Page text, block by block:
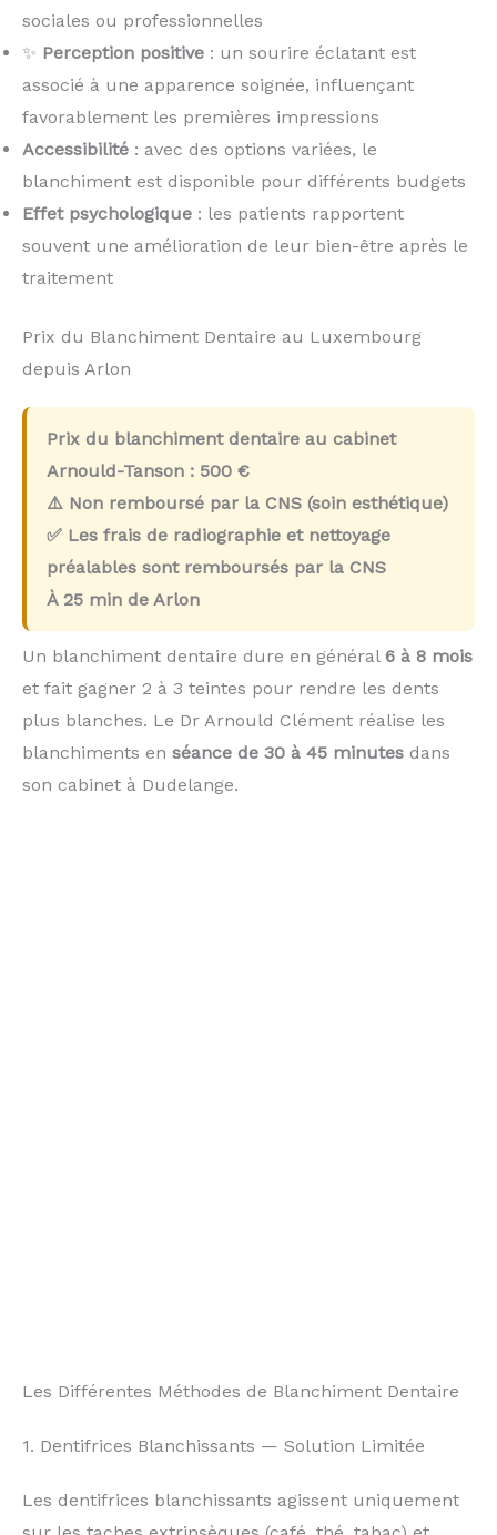
sociales ou professionnelles
✨ Perception positive : un sourire éclatant est
associé à une apparence soignée, influençant
favorablement les premières impressions
Accessibilité : avec des options variées, le
blanchiment est disponible pour différents budgets
Effet psychologique : les patients rapportent
souvent une amélioration de leur bien-être après le
traitement
Prix du Blanchiment Dentaire au Luxembourg
depuis Arlon
Prix du blanchiment dentaire au cabinet
Arnould-Tanson : 500 €
⚠️ Non remboursé par la CNS (soin esthétique)
✅ Les frais de radiographie et nettoyage
préalables sont remboursés par la CNS
À 25 min de Arlon
Un blanchiment dentaire dure en général 6 à 8 mois
et fait gagner 2 à 3 teintes pour rendre les dents
plus blanches. Le Dr Arnould Clément réalise les
blanchiments en séance de 30 à 45 minutes dans
son cabinet à Dudelange.
Les Différentes Méthodes de Blanchiment Dentaire
1. Dentifrices Blanchissants — Solution Limitée
Les dentifrices blanchissants agissent uniquement